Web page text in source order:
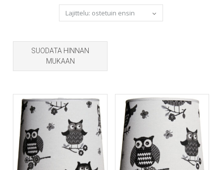
by
popularity
SUODATA HINNAN
MUKAAN